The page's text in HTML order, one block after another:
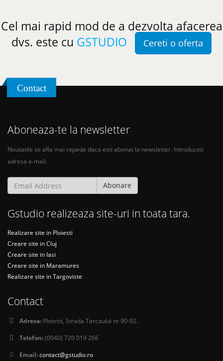
Cel mai rapid mod de a dezvolta afacerea
dvs. este cu GSTUDIO Cereti o oferta
Contact
Aboneaza-te la newsletter
Noutatile se afla mai repede daca esti abonat la newsletter. Introduceti
adresa e-mail.
Abonare
Gstudio realizeaza site-uri in toata tara.
Realizare site in Ploiesti
Creare site in Cluj
Creare site in Iasi
Creare site in Maramures
Realizare site in Targoviste
Contact
Adresa: Ploiesti, Strada Tarcaului nr 90-92.
Telefon:(0040) 720 019 266
Email:contact@gstudio.ro